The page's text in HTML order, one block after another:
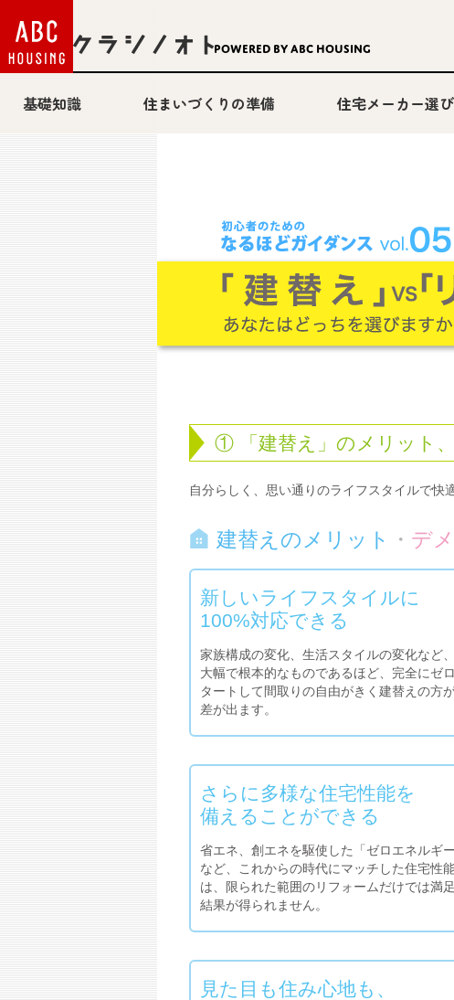
Powered by ABC HOUSING
基礎知識 住まいづくりの準備 住宅メーカー選び
① 「建替え」のメリット
自分らしく、思い通りのライフスタイルで
建替えのメリット ・ デ
新しいライフスタイルに
100%対応できる
家族構成の変化、生活スタイルの変化など
大幅で根本的なものであるほど、完全にゼ
タートして間取りの自由がきく建替えの方
差が出ます。
さらに多様な住宅性能を
備えることができる
省エネ、創エネを駆使した「ゼロエネルギ
など、これからの時代にマッチした住宅性
は、限られた範囲のリフォームだけでは満
結果が得られません。
見た目も住み心地も、